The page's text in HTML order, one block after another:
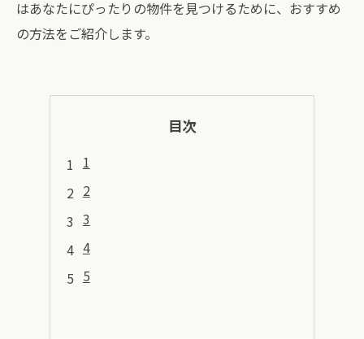
はあなたにぴったりの物件を見つけるために、おすすめ
の方法をご紹介します。
目次
1
2
3
4
5